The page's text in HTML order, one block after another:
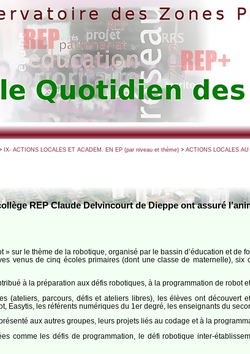
IX- ACTIONS LOCALES ET ACADEM. EN EP (par niveau et thème)> ACTIONS LOCALES AU
REP Claude Delvincourt de Dieppe ont assuré
» sur le thème de la robotique, organisé par le bassin d’éducation et
venus de cinq écoles primaires (dont une classe de maternelle),
à la préparation aux défis robotiques, à la programmation de robot
(ateliers, parcours, défis et ateliers libres), les élèves ont
Easytis, les référents numériques du 1er degré, les enseignants du
aux autres groupes, leurs projets liés au codage et à la
comme les défis de programmation, le défi robotique inter-